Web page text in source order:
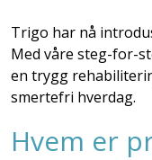
Trigo har nå
Med våre steg-for-
en trygg
smertefri hverdag.
Hvem er